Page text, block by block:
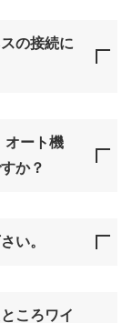
の接続に
オート機
か？
い。
ころワイ